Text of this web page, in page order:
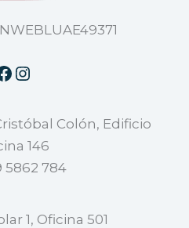
Colón, Edificio
146
5862 784
1, Oficina 501